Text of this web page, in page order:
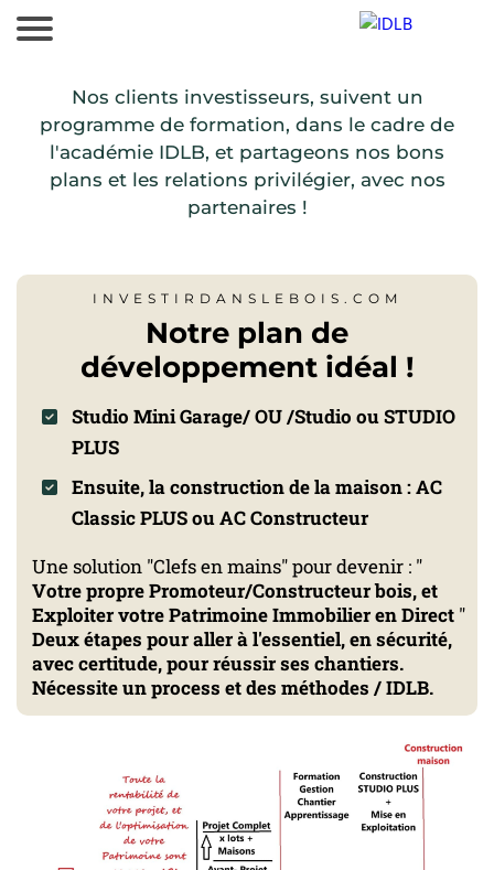
Nos clients investisseurs, suivent un
programme de formation, dans le cadre de
l'académie IDLB, et partageons nos bons
plans et les relations privilégier, avec nos
partenaires !
INVESTIRDANSLEBOIS.COM
Notre plan de
développement idéal !
Studio Mini Garage/ OU /Studio ou STUDIO
PLUS
Ensuite, la construction de la maison : AC
Classic PLUS ou AC Constructeur
Une solution "Clefs en mains" pour devenir : "
Votre propre Promoteur/Constructeur bois, et
Exploiter votre Patrimoine Immobilier en Direct "
Deux étapes pour aller à l'essentiel, en sécurité,
avec certitude, pour réussir ses chantiers.
Nécessite un process et des méthodes / IDLB.